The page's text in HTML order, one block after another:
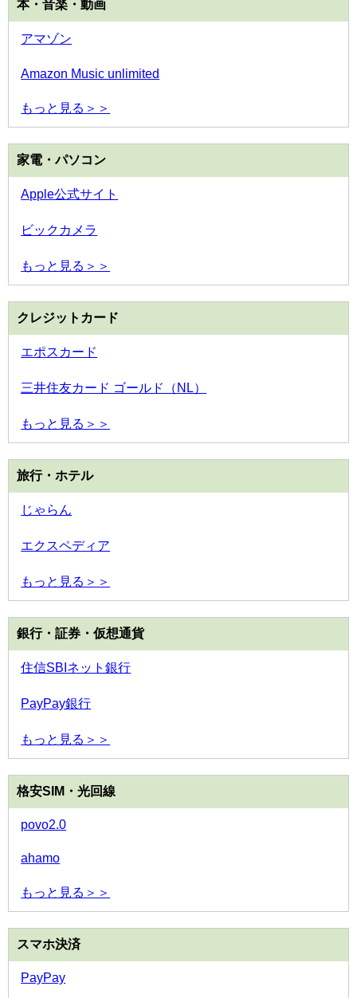
本・音楽・動画
アマゾン
Amazon Music unlimited
もっと見る＞＞
家電・パソコン
Apple公式サイト
ビックカメラ
もっと見る＞＞
クレジットカード
エポスカード
三井住友カード ゴールド（NL）
もっと見る＞＞
旅行・ホテル
じゃらん
エクスペディア
もっと見る＞＞
銀行・証券・仮想通貨
住信SBIネット銀行
PayPay銀行
もっと見る＞＞
格安SIM・光回線
povo2.0
ahamo
もっと見る＞＞
スマホ決済
PayPay